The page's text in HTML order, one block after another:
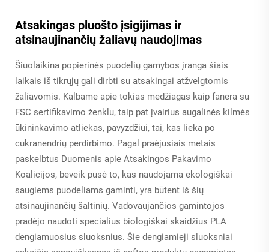
Atsakingas pluošto įsigijimas ir
atsinaujinančių žaliavų naudojimas
Šiuolaikina popierinės puodelių gamybos įranga šiais
laikais iš tikrųjų gali dirbti su atsakingai atžvelgtomis
žaliavomis. Kalbame apie tokias medžiagas kaip fanera su
FSC sertifikavimo ženklu, taip pat įvairius augalinės kilmės
ūkininkavimo atliekas, pavyzdžiui, tai, kas lieka po
cukranendrių perdirbimo. Pagal praėjusiais metais
paskelbtus Duomenis apie Atsakingos Pakavimo
Koalicijos, beveik pusė to, kas naudojama ekologiškai
saugiems puodeliams gaminti, yra būtent iš šių
atsinaujinančių šaltinių. Vadovaujančios gamintojos
pradėjo naudoti specialius biologiškai skaidžius PLA
dengiamuosius sluoksnius. Šie dengiamieji sluoksniai